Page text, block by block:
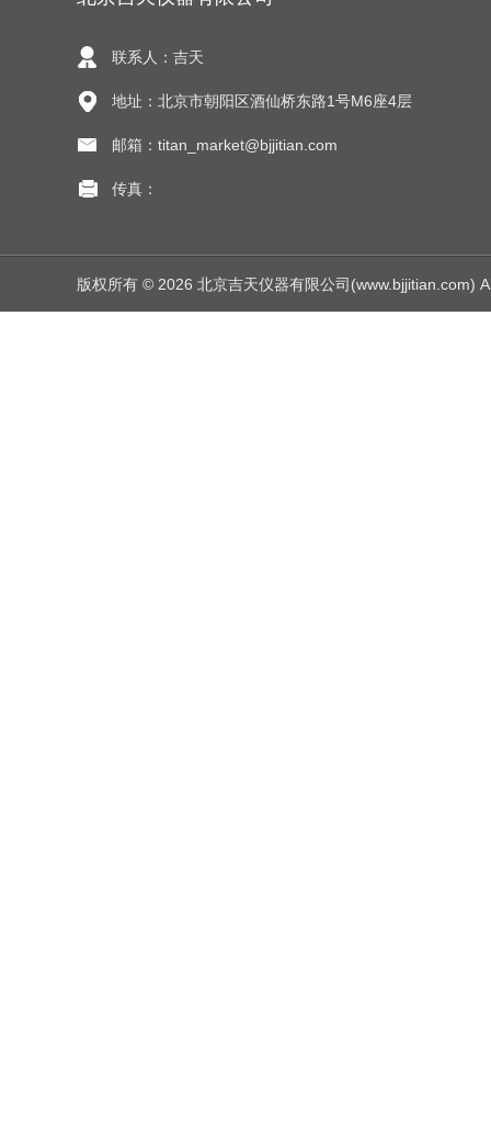
联系人：吉天
地址：北京市朝阳区酒仙桥东路1号M6座4层
邮箱：titan_market@bjjitian.com
传真：
版权所有 © 2026 北京吉天仪器有限公司